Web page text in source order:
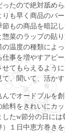
たので絶対舐め
も早く商品のバ
もの商品を暗記
菜のラップの貼
温度の種類によ
事を増やすアピー
てもらえるよう
、聞いて、活かす
でオードブルを
給料をきれいにカ
たw節分の日に
１日中恵方巻き